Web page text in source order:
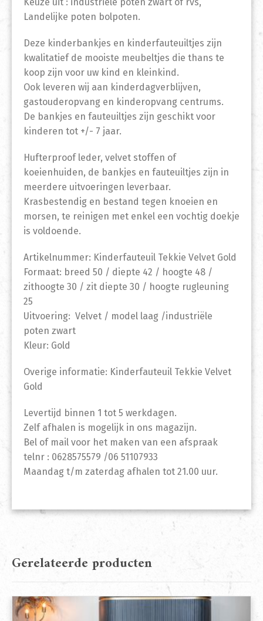
Landelijke poten bolpoten.
Deze kinderbankjes en kinderfauteuiltjes zijn
kwalitatief de mooiste meubeltjes die thans te
koop zijn voor uw kind en kleinkind.
Ook leveren wij aan kinderdagverblijven,
gastouderopvang en kinderopvang centrums.
De bankjes en fauteuiltjes zijn geschikt voor
kinderen tot +/- 7 jaar.
Hufterproof leder, velvet stoffen of
koeienhuiden, de bankjes en fauteuiltjes zijn in
meerdere uitvoeringen leverbaar.
Krasbestendig en bestand tegen knoeien en
morsen, te reinigen met enkel een vochtig doekje
is voldoende.
Artikelnummer: Kinderfauteuil Tekkie Velvet Gold
Formaat: breed 50 / diepte 42 / hoogte 48 /
zithoogte 30 / zit diepte 30 / hoogte rugleuning
25
Uitvoering: Velvet / model laag /industriële
poten zwart
Kleur: Gold
Overige informatie: Kinderfauteuil Tekkie Velvet
Gold
Levertijd binnen 1 tot 5 werkdagen.
Zelf afhalen is mogelijk in ons magazijn.
Bel of mail voor het maken van een afspraak
telnr : 0628575579 /06 51107933
Maandag t/m zaterdag afhalen tot 21.00 uur.
Gerelateerde producten